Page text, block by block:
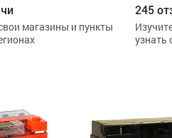
магазины и пункты
245
узнать